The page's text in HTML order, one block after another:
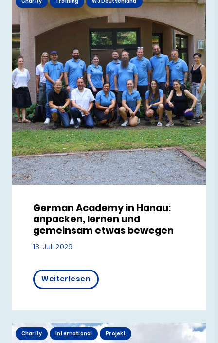
German Academy in Hanau:
anpacken, lernen und
gemeinsam etwas bewegen
13. Juli 2026
Weiterlesen
Charity International Projekt